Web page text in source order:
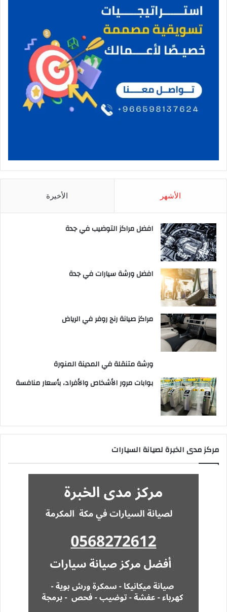
الأشهر الأخيرة
افضل مراكز التوضيب في جدة
افضل ورشة سيارات في جدة
مراكز صيانة رنج روفر في الرياض
ورشة متنقلة في المدينة المنورة
بوابات مرور الأشخاص والأفراد، بأسعار منافسة
مركز مدى الخبرة لصيانة السيارات